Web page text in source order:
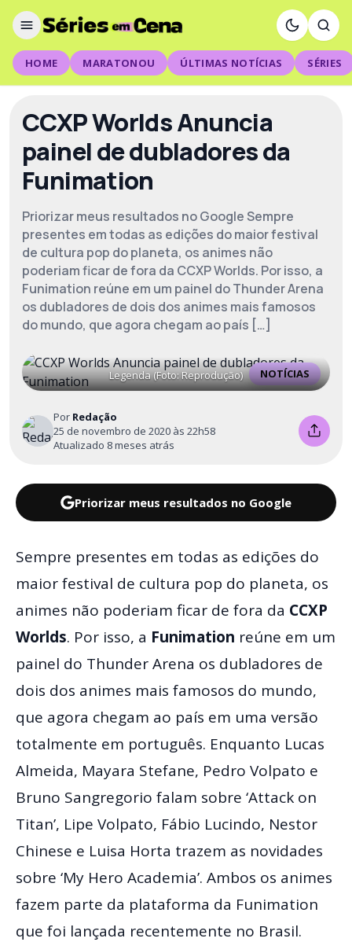
HOME MARATONOU ÚLTIMAS NOTÍCIAS SÉRIES
CCXP Worlds Anuncia
painel de dubladores da
Funimation
Priorizar meus resultados no Google Sempre
presentes em todas as edições do maior festival
de cultura pop do planeta, os animes não
poderiam ficar de fora da CCXP Worlds. Por isso, a
Funimation reúne em um painel do Thunder Arena
os dubladores de dois dos animes mais famosos
do mundo, que agora chegam ao país […]
NOTÍCIAS
Legenda (Foto: Reprodução)
Por Redação
25 de novembro de 2020 às 22h58
Atualizado 8 meses atrás
Priorizar meus resultados no Google
Sempre presentes em todas as edições do
maior festival de cultura pop do planeta, os
animes não poderiam ficar de fora da CCXP
Worlds. Por isso, a Funimation reúne em um
painel do Thunder Arena os dubladores de
dois dos animes mais famosos do mundo,
que agora chegam ao país em uma versão
totalmente em português. Enquanto Lucas
Almeida, Mayara Stefane, Pedro Volpato e
Bruno Sangregorio falam sobre ‘Attack on
Titan’, Lipe Volpato, Fábio Lucindo, Nestor
Chinese e Luisa Horta trazem as novidades
sobre ‘My Hero Academia’. Ambos os animes
fazem parte da plataforma da Funimation
que foi lançada recentemente no Brasil.